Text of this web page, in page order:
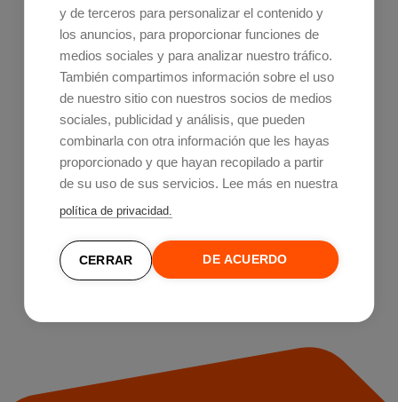
Artículo 20 min de lectura
¿En qué consiste y qué debe
incluir una consultoría en
transformación digital?
y de terceros para personalizar el contenido y
los anuncios, para proporcionar funciones de
medios sociales y para analizar nuestro tráfico.
También compartimos información sobre el uso
de nuestro sitio con nuestros socios de medios
sociales, publicidad y análisis, que pueden
combinarla con otra información que les hayas
proporcionado y que hayan recopilado a partir
de su uso de sus servicios. Lee más en nuestra
política de privacidad.
CERRAR DE ACUERDO